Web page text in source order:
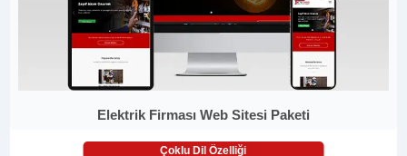
Elektrik Firması Web Sitesi Paketi
Çoklu Dil Özelliği